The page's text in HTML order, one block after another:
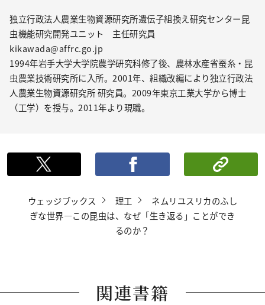
独立行政法人農業生物資源研究所遺伝子組換え研究センター昆
虫機能研究開発ユニット 主任研究員
kikawada@affrc.go.jp
1994年岩手大学大学院農学研究科修了後、農林水産省蚕糸・昆
虫農業技術研究所に入所。2001年、組織改編により独立行政法
人農業生物資源研究所 研究員。2009年東京工業大学から博士
（工学）を授与。2011年より現職。
ポストする シ
ウェッジブックス 理工
ネムリユスリカのふし
ぎな世界―この昆虫は、なぜ「生き返る」ことができ
るのか？
関連書籍